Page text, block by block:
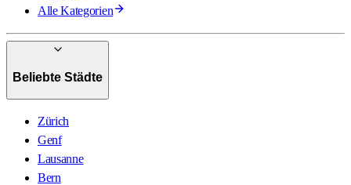
Alle Kategorien
Beliebte Städte
Zürich
Genf
Lausanne
Bern